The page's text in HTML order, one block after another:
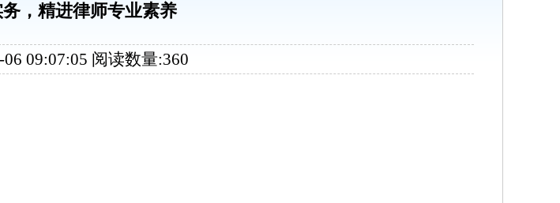
，精进律师专业素养
09:07:05 阅读数量:360